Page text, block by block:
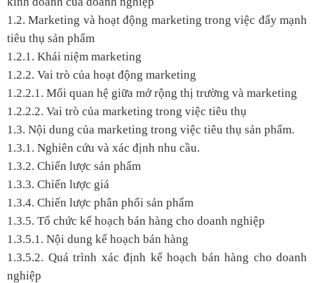
1.2. Marketing và hoạt động marketing trong việc đẩy mạnh
tiêu thụ sản phẩm
1.2.1. Khái niệm marketing
1.2.2. Vai trò của hoạt động marketing
1.2.2.1. Mối quan hệ giữa mở rộng thị trường và marketing
1.2.2.2. Vai trò của marketing trong việc tiêu thụ
1.3. Nội dung của marketing trong việc tiêu thụ sản phẩm.
1.3.1. Nghiên cứu và xác định nhu cầu.
1.3.2. Chiến lược sản phẩm
1.3.3. Chiến lược giá
1.3.4. Chiến lược phân phối sản phẩm
1.3.5. Tổ chức kế hoạch bán hàng cho doanh nghiệp
1.3.5.1. Nội dung kế hoạch bán hàng
1.3.5.2. Quá trình xác định kế hoạch bán hàng cho doanh
nghiệp